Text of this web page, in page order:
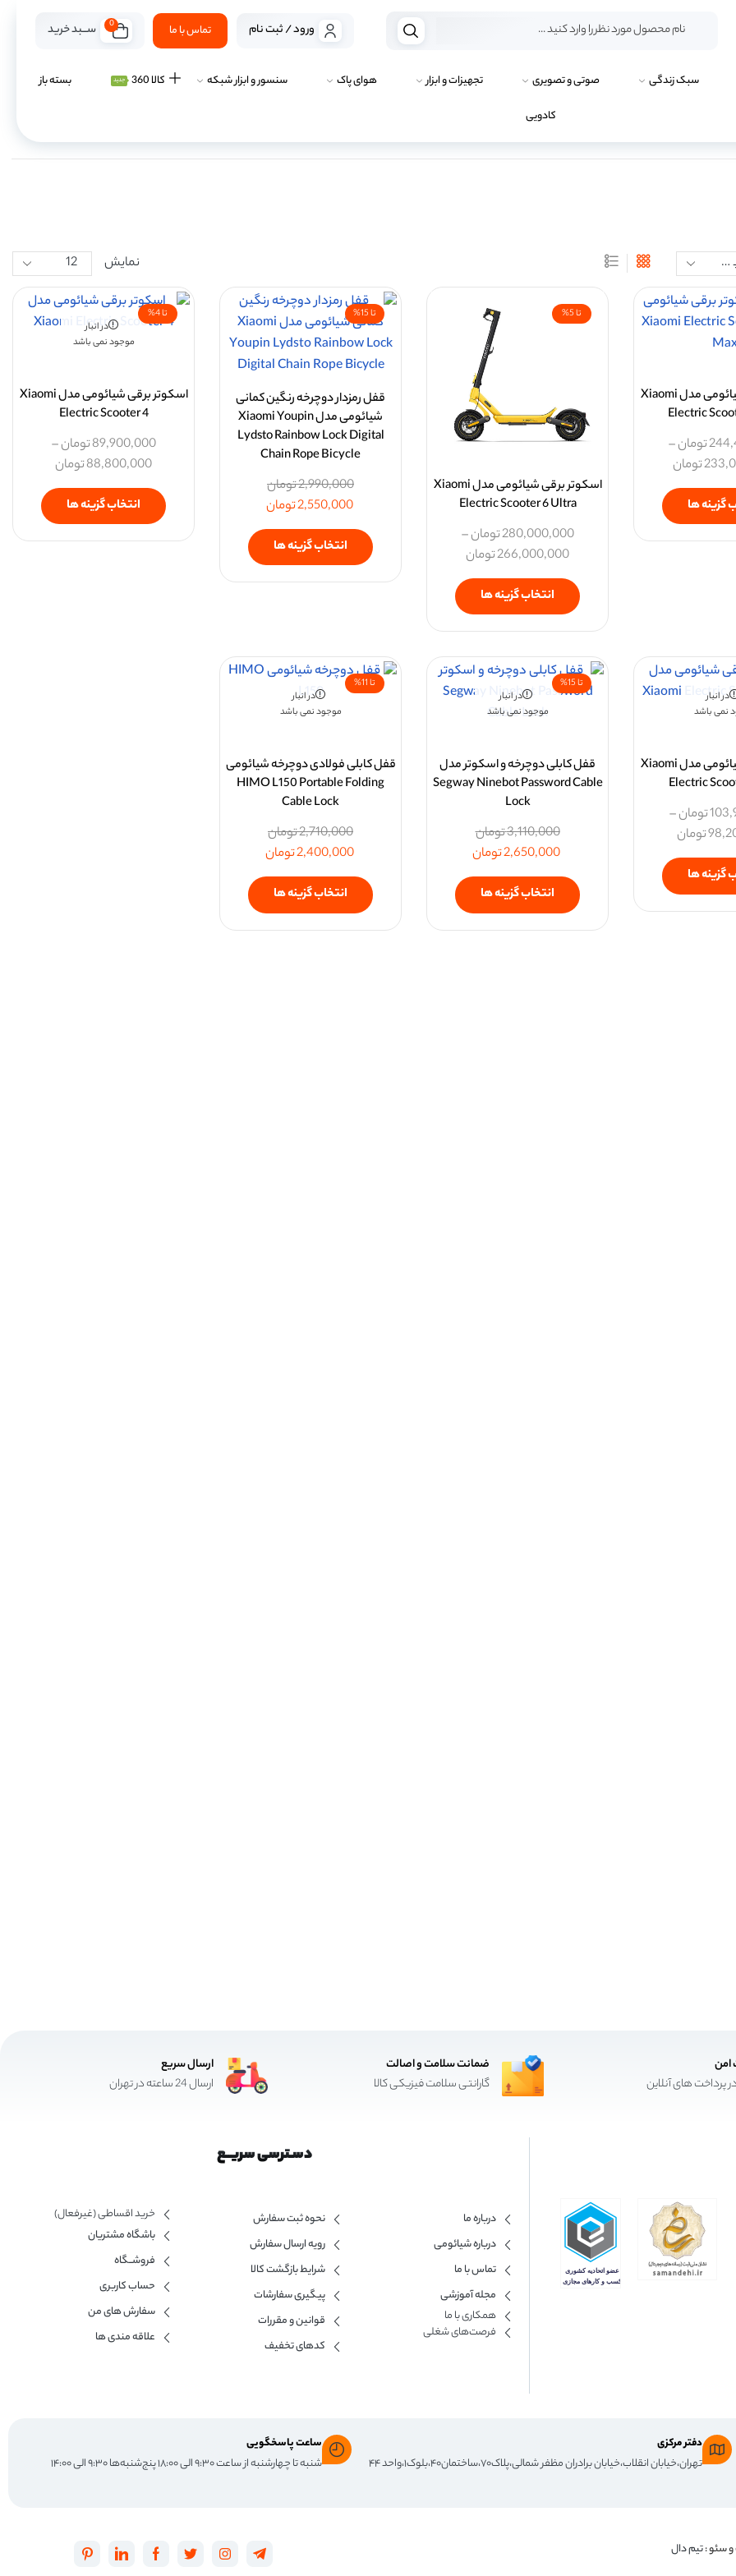
ورود / ثبت نام تماس با ما 0 ســـبد خرید
سبک زندگی صوتی و تصویری تجهیزات و ابزار هوای پاک سنسور و ابزار شبکه کالا 360 جدید بسته باز
کادویی
نمایش
اسکوتر برقی شیائومی مدل Xiaomi
Electric
تومان–
تومان
گزینه ها
تا 5%
اسکوتر برقی شیائومی مدل Xiaomi
Electric Scooter 6 Ultra
280,000,000تومان–
266,000,000تومان
انتخاب گزینه ها
تا 15%
قفل رمزدار دوچرخه رنگین کمانی
شیائومی مدل Xiaomi Youpin
Lydsto Rainbow Lock Digital
Chain Rope Bicycle
2,990,000تومان
2,550,000تومان
انتخاب گزینه ها
تا 4%
در انبار
موجود نمی باشد
اسکوتر برقی شیائومی مدل Xiaomi
Electric Scooter 4
89,900,000تومان–
88,800,000تومان
انتخاب گزینه ها
در انبار
نمی باشد
اسکوتر برقی شیائومی مدل Xiaomi
Electric
تومان–
تومان
گزینه ها
تا 15%
در انبار
موجود نمی باشد
قفل کابلی دوچرخه و اسکوتر مدل
Segway Ninebot Password Cable
Lock
3,110,000تومان
2,650,000تومان
انتخاب گزینه ها
تا 11%
در انبار
موجود نمی باشد
قفل کابلی فولادی دوچرخه شیائومی
HIMO L150 Portable Folding
Cable Lock
2,710,000تومان
2,400,000تومان
انتخاب گزینه ها
امن
پرداخت های آنلاین
ضمانت سلامت و اصالت
گارانتی سلامت فیزیکی کالا
ارسال سریع
ارسال 24 ساعته در تهران
دسـترسی سریــع
درباره ما
درباره شیائومی
تماس با ما
مجله آموزشی
همکاری با ما​
فرصت‌های شغلی
نحوه ثبت سفارش
رویه ارسال سفارش
شرایط بازگشت کالا
پیگیری سفارشات
قوانین و مقررات
کدهای تخفیف
خرید اقساطی (غیرفعال)
باشگاه مشتریان
فروشــگاه
حساب کاربری
سفارش های من
علاقه مندی ها
دفتر مرکزی
تهران،خیابان انقلاب،خیابان برادران مظفر شمالی،پلاک۷۰،ساختمان۴۰،بلوک۱،واحد ۴۴
ساعت پاسخگویی
شنبه تا چهارشنبه از ساعت ۹:۳۰ الی ۱۸:۰۰ پنج‌شنبه‌ها ۹:۳۰ الی ۱۴:۰۰
سئو :تیم دال